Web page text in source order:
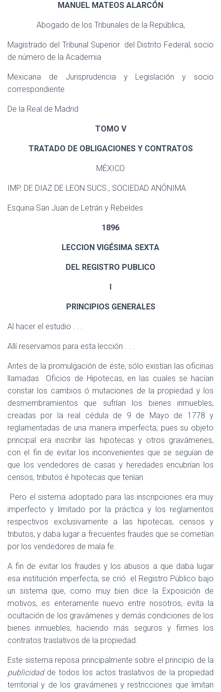
MANUEL MATEOS ALARCÓN
Abogado de los Tribunales de la República,
Magistrado del Tribunal Superior del Distrito Federal, socio
de número de la Academia
Mexicana de Jurisprudencia y Legislación y socio
correspondiente
De la Real de Madrid
TOMO V
TRATADO DE OBLIGACIONES Y CONTRATOS
MÉXICO
IMP. DE DIAZ DE LEON SUCS., SOCIEDAD ANÓNIMA
Esquina San Juan de Letrán y Rebeldes
1896
LECCION VIGÉSIMA SEXTA
DEL REGISTRO PUBLICO
I
PRINCIPIOS GENERALES
Al hacer el estudio . . .
Allí reservamos para esta lección . . .
Antes de la promulgación de éste, sólo existían las oficinas
llamadas
Oficios de Hipotecas, en las cuales se hacían
constar los cambios ó mutaciones de la propiedad y los
desmembramientos que sufrían los bienes inmuebles,
creadas por la real cédula de 9 de Mayo de 1778 y
reglamentadas de una manera imperfecta; pues su objeto
principal era inscribir las hipotecas y otros gravámenes,
con el fin de evitar los inconvenientes que se seguían de
que los vendedores de casas y heredades encubrían los
censos, tributos é hipotecas que tenían.
Pero el sistema adoptado para las inscripciones era muy
imperfecto y limitado por la práctica y los reglamentos
respectivos exclusivamente a las hipotecas, censos y
tributos, y daba lugar a frecuentes fraudes que se cometían
por los vendedores de mala fe.
A fin de evitar los fraudes y los abusos a que daba lugar
esa institución imperfecta, se crió el Registro Público bajo
un sistema que, como muy bien dice la Exposición de
motivos, es enteramente nuevo entre nosotros, evita la
ocultación de los gravámenes y demás condiciones de los
bienes inmuebles, haciendo más seguros y firmes los
contratos traslativos de la propiedad.
Este sistema reposa principalmente sobre el principio de la
publicidad de todos los actos traslativos de la propiedad
territorial y de los gravámenes y restricciones que limitan